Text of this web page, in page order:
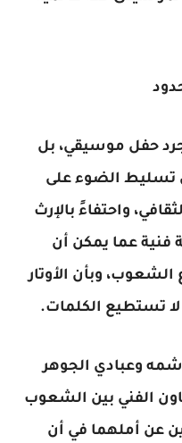
حفل موسيقي، بل
تسليط الضوء على
واحتفاءً بالإرث
فنية عما يمكن أن
وبأن الأوتار
تستطيع الكلمات.
وعبادي الجوهر
الفني بين الشعوب
عن أملهما في أن